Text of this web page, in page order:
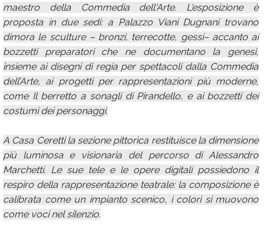
maestro della Commedia dell'Arte. L'esposizione è
proposta in due sedi: a Palazzo Viani Dugnani trovano
dimora le sculture – bronzi, terrecotte, gessi– accanto ai
bozzetti preparatori che ne documentano la genesi,
insieme ai disegni di regia per spettacoli dalla Commedia
dell’Arte, ai progetti per rappresentazioni più moderne,
come Il berretto a sonagli di Pirandello, e ai bozzetti dei
costumi dei personaggi.
A Casa Ceretti la sezione pittorica restituisce la dimensione
più luminosa e visionaria del percorso di Alessandro
Marchetti. Le sue tele e le opere digitali possiedono il
respiro della rappresentazione teatrale: la composizione è
calibrata come un impianto scenico, i colori si muovono
come voci nel silenzio.